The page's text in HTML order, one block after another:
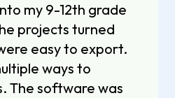
my 9-12th grade
projects turned
easy to export.
ways to
The software was